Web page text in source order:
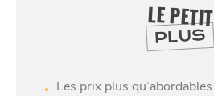
LE PETIT
PLUS
Les prix plus qu’abordables